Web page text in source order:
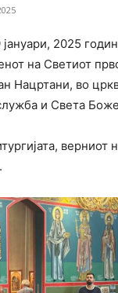
2025
на Светиот
Нацртани, во
и Света
верниот